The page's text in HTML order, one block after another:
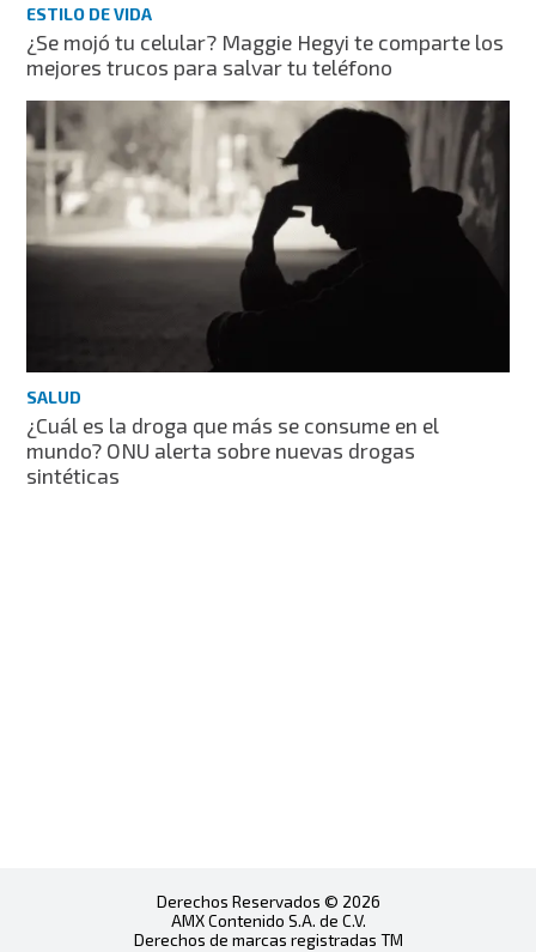
ESTILO DE VIDA
¿Se mojó tu celular? Maggie Hegyi te comparte los
mejores trucos para salvar tu teléfono
SALUD
¿Cuál es la droga que más se consume en el
mundo? ONU alerta sobre nuevas drogas
sintéticas
Derechos Reservados © 2026
AMX Contenido S.A. de C.V.
Derechos de marcas registradas TM